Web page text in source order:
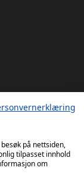
på nettsiden,
tilpasset innhold
om